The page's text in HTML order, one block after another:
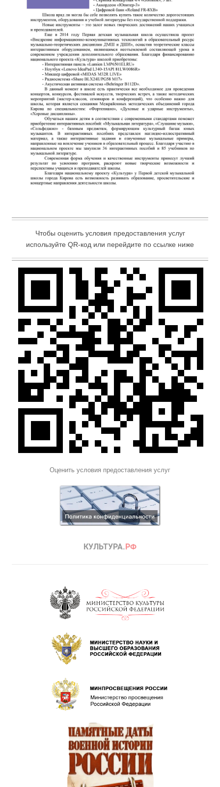
Чтобы оценить условия предоставления услуг
используйте QR-код или перейдите по ссылке ниже
Оценить условия предоставления услуг